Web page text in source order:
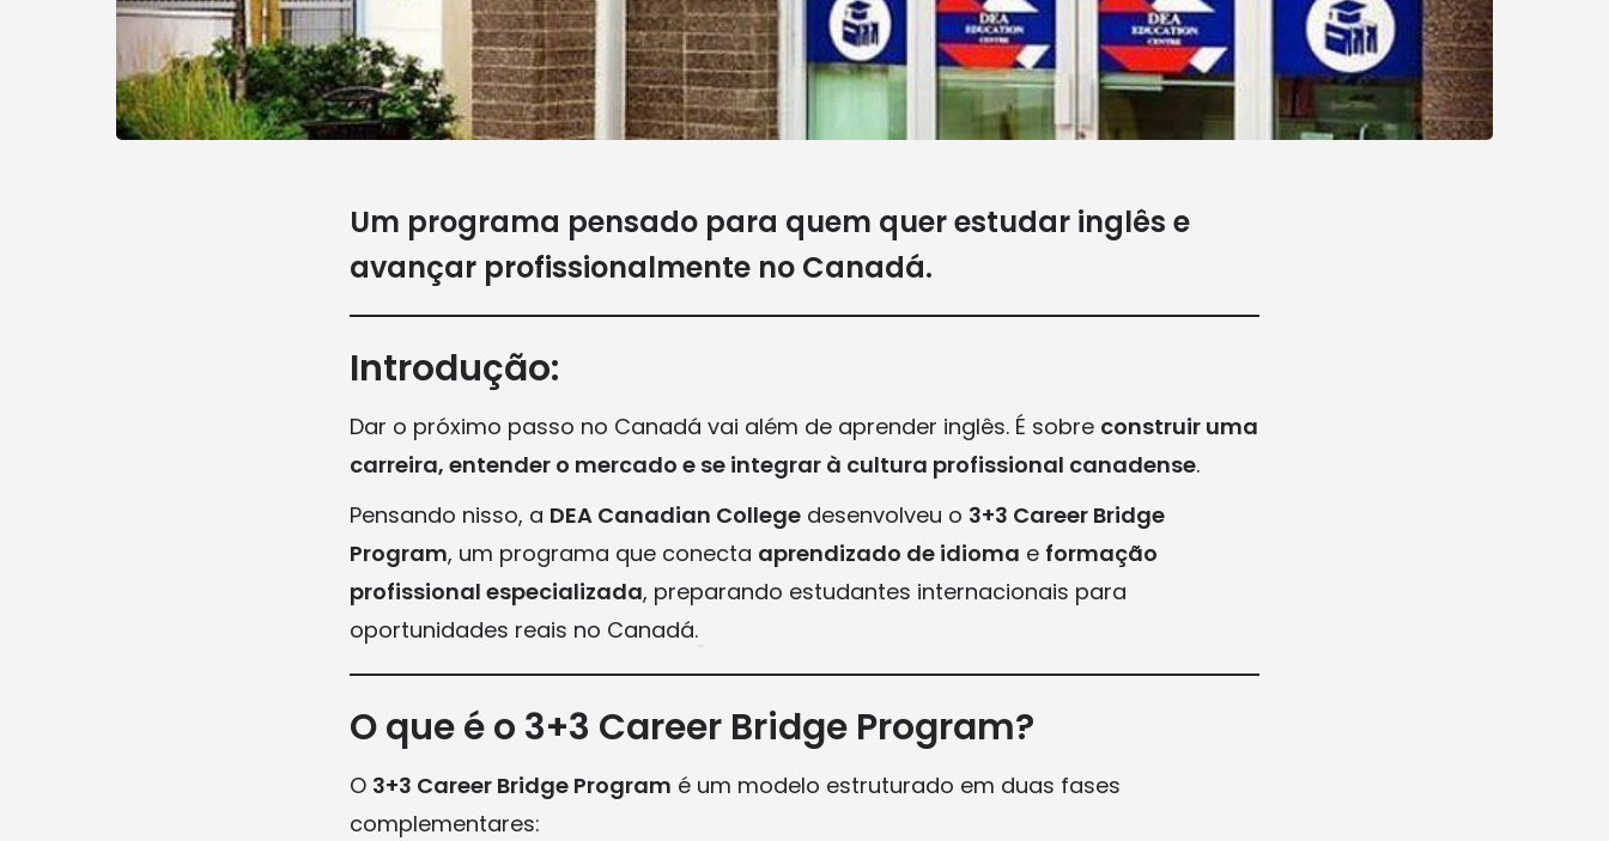
Um programa pensado para quem quer estudar inglês e
avançar profissionalmente no Canadá.
Introdução:
Dar o próximo passo no Canadá vai além de aprender inglês. É sobre construir uma
carreira, entender o mercado e se integrar à cultura profissional canadense.
Pensando nisso, a DEA Canadian College desenvolveu o 3+3 Career Bridge
Program, um programa que conecta aprendizado de idioma e formação
profissional especializada, preparando estudantes internacionais para
oportunidades reais no Canadá.
O que é o 3+3 Career Bridge Program?
O 3+3 Career Bridge Program é um modelo estruturado em duas fases
complementares: